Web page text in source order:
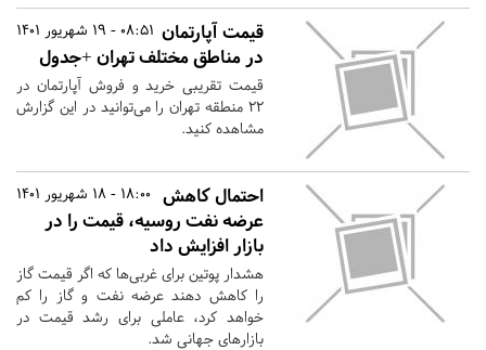
08:51 - 19 شهریور 1401 قیمت آپارتمان
در مناطق مختلف تهران +جدول
قیمت تقریبی خرید و فروش آپارتمان در
۲۲ منطقه تهران را می‌توانید در این گزارش
مشاهده کنید.
18:00 - 18 شهریور 1401
احتمال کاهش
عرضه نفت روسیه، قیمت را در
بازار افزایش داد
هشدار پوتین برای غربی‌ها که اگر قیمت گاز
را کاهش دهند عرضه نفت و گاز را کم
خواهد کرد، عاملی برای رشد قیمت در
بازارهای جهانی شد.